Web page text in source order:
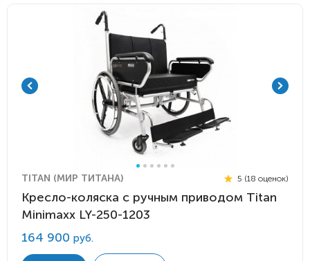
TITAN (МИР ТИТАНА) 5 (18 оценок)
Кресло-коляска с ручным приводом Titan
Minimaxx LY-250-1203
164 900 руб.